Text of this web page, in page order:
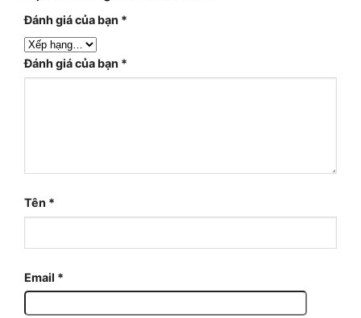
Đánh giá của bạn *
Đánh giá của bạn *
Tên *
Email *